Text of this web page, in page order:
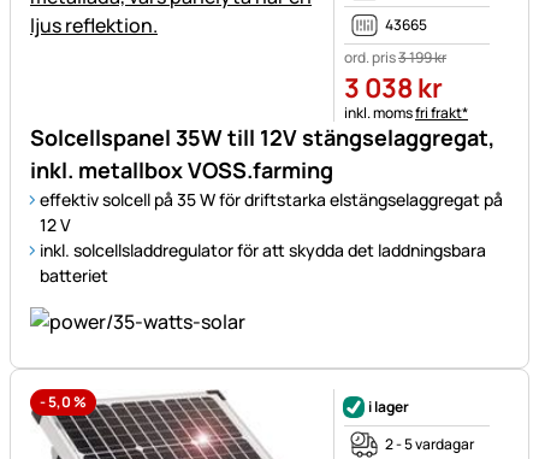
Solcellspanel 35W till 12V stängselaggregat,
inkl. metallbox VOSS.farming
effektiv solcell på 35 W för driftstarka elstängselaggregat på
12 V
inkl. solcellsladdregulator för att skydda det laddningsbara
batteriet
43665
ord. pris3 199kr
3 038kr
Skatteinformation:
inkl. momsfri frakt*
-5,0%
i lager
2 - 5 vardagar